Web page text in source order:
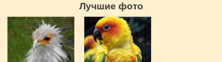
Лучшие фото